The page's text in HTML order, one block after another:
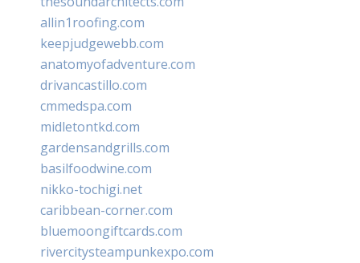
allin1roofing.com
keepjudgewebb.com
anatomyofadventure.com
drivancastillo.com
cmmedspa.com
midletontkd.com
gardensandgrills.com
basilfoodwine.com
nikko-tochigi.net
caribbean-corner.com
bluemoongiftcards.com
rivercitysteampunkexpo.com